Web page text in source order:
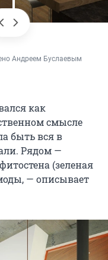
Андреем Буслаевым
как
смысле
быть вся в
Рядом —
(зеленая
— описывает